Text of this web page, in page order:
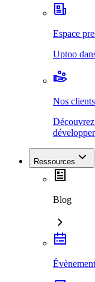
Espace
Uptoo
Nos clients
Ressources
Blog